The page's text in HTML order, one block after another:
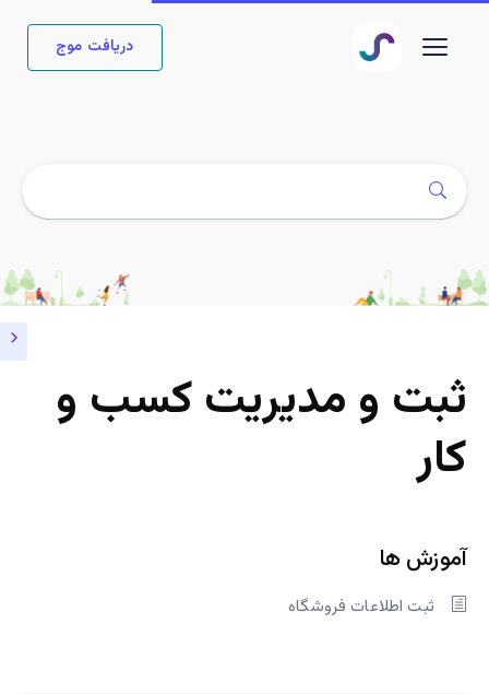
دریافت موج
ثبت و مدیریت کسب و
کار
آموزش ها
ثبت اطلاعات فروشگاه